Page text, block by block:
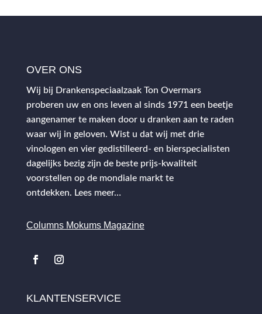
OVER ONS
Wij bij Drankenspeciaalzaak Ton Overmars
proberen uw en ons leven al sinds 1971 een beetje
aangenamer te maken door u dranken aan te raden
waar wij in geloven. Wist u dat wij met drie
vinologen en vier gedistilleerd- en bierspecialisten
dagelijks bezig zijn de beste prijs-kwaliteit
voorstellen op de mondiale markt te
ontdekken. Lees meer…
Columns Mokums Magazine
KLANTENSERVICE